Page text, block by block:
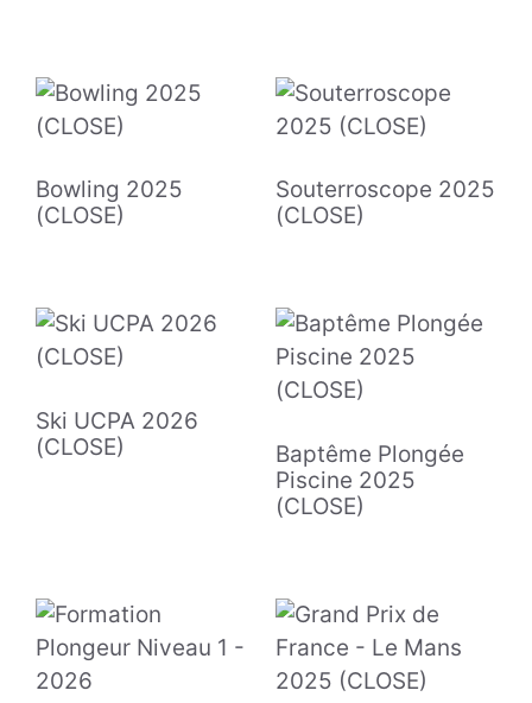
Bowling 2025
(CLOSE)
Souterroscope 2025
(CLOSE)
Ski UCPA 2026
(CLOSE)
Baptême Plongée
Piscine 2025
(CLOSE)